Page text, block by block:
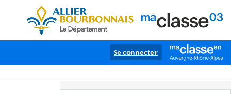
Se connecter